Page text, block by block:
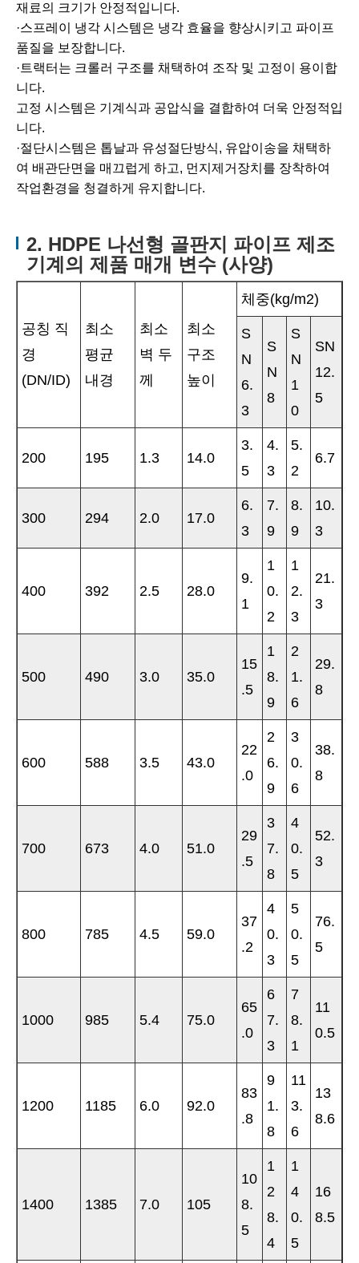
재료의 크기가 안정적입니다.
·스프레이 냉각 시스템은 냉각 효율을 향상시키고 파이프
품질을 보장합니다.
·트랙터는 크롤러 구조를 채택하여 조작 및 고정이 용이합
니다.
고정 시스템은 기계식과 공압식을 결합하여 더욱 안정적입
니다.
·절단시스템은 톱날과 유성절단방식, 유압이송을 채택하
여 배관단면을 매끄럽게 하고, 먼지제거장치를 장착하여
작업환경을 청결하게 유지합니다.
2. HDPE 나선형 골판지 파이프 제조
기계의 제품 매개 변수 (사양)
공칭 직
경
(DN/ID)
최소
평균
내경
최소
벽 두
께
최소
구조
높이
체중(kg/m2)
S
N
6.
3
S
N
8
S
N
1
0
SN
12.
5
200 195 1.3 14.0
3.
5
4.
3
5.
2
6.7
300 294 2.0 17.0
6.
3
7.
9
8.
9
10.
3
400 392 2.5 28.0
9.
1
1
0.
2
1
2.
3
21.
3
500 490 3.0 35.0
15
.5
1
8.
9
2
1.
6
29.
8
600 588 3.5 43.0
22
.0
2
6.
9
3
0.
6
38.
8
700 673 4.0 51.0
29
.5
3
7.
8
4
0.
5
52.
3
800 785 4.5 59.0
37
.2
4
0.
3
5
0.
5
76.
5
1000 985 5.4 75.0
65
.0
6
7.
3
7
8.
1
11
0.5
1200 1185 6.0 92.0
83
.8
9
1.
8
11
3.
6
13
8.6
1400 1385 7.0 105
10
8.
5
1
2
8.
4
1
4
0.
5
16
8.5